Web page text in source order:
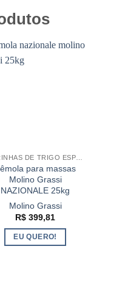
DE TRIGO ESPECIAIS
para massas
Molino Grassi
NAZIONALE 25kg
Molino Grassi
R$ 399,81
EU QUERO!